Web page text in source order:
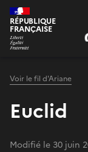
Panneau de
RÉPUBLIQUE
FRANÇAISE
Voir le fil d'Ariane
Euclid
Modifié le 30 juin